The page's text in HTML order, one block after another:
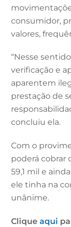
consumidor,
valores,
“Nesse
verificação e
aparentem
prestação de
concluiu ela.
Com o
poderá cobrar
59,1 mil e
ele tinha na
unânime.
Cliqueaqui